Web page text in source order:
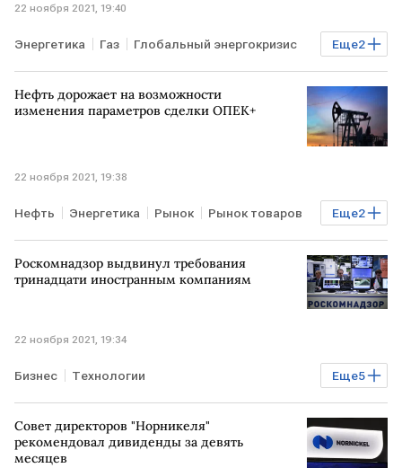
22 ноября 2021, 19:40
Еще2
Энергетика Газ Глобальный энергокризис
Газпром МОЛДАВИЯ
Нефть дорожает на возможности
изменения параметров сделки ОПЕК+
22 ноября 2021, 19:38
Еще2
Нефть Энергетика Рынок Рынок товаров
Торги биржи
Роскомнадзор выдвинул требования
тринадцати иностранным компаниям
22 ноября 2021, 19:34
Еще5
Бизнес Технологии
регулирование интернета Роскомнадзор
РОССИЯ Google Twitter Meta
Совет директоров "Норникеля"
рекомендовал дивиденды за девять
месяцев